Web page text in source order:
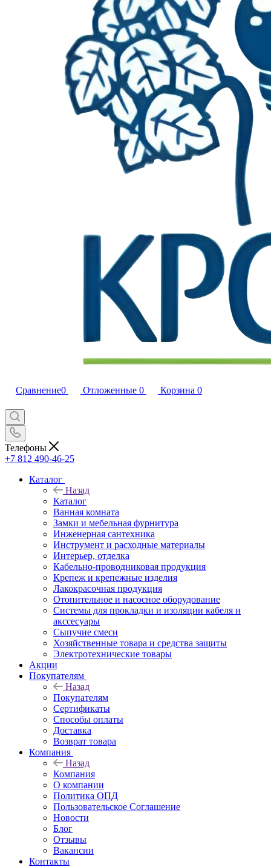
Сравнение0 Отложенные 0 Корзина 0
Телефоны
+7 812 490-46-25
Каталог
Назад
Каталог
Ванная комната
Замки и мебельная фурнитура
Инженерная сантехника
Инструмент и расходные материалы
Интерьер, отделка
Кабельно-проводниковая продукция
Крепеж и крепежные изделия
Лакокрасочная продукция
Отопительное и насосное оборудование
Системы для прокладки и изоляции кабеля и
акссесуары
Сыпучие смеси
Хозяйственные товара и средства защиты
Электротехнические товары
Акции
Покупателям
Назад
Покупателям
Сертификаты
Способы оплаты
Доставка
Возврат товара
Компания
Назад
Компания
О компании
Политика ОПД
Пользовательское Соглашение
Новости
Блог
Отзывы
Вакансии
Контакты